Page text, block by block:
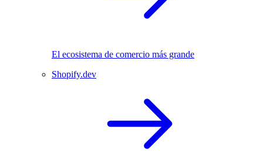
El ecosistema de comercio más grande
Shopify.dev